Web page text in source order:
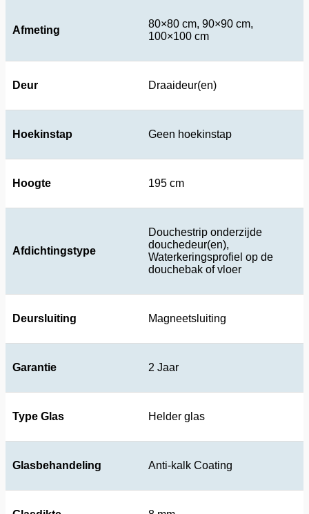
Afmeting
80×80 cm, 90×90 cm,
100×100 cm
Deur Draaideur(en)
Hoekinstap Geen hoekinstap
Hoogte 195 cm
Afdichtingstype
Douchestrip onderzijde
douchedeur(en),
Waterkeringsprofiel op de
douchebak of vloer
Deursluiting Magneetsluiting
Garantie 2 Jaar
Type Glas Helder glas
Glasbehandeling Anti-kalk Coating